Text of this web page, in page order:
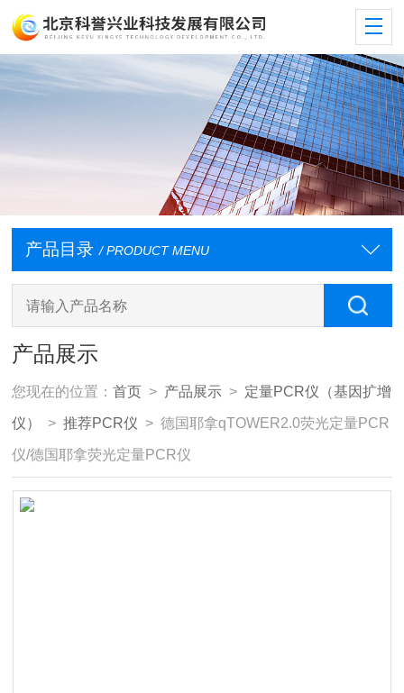
产品目录 / PRODUCT MENU
产品展示
您现在的位置：首页 > 产品展示 > 定量PCR仪（基因扩增
仪） >推荐PCR仪 > 德国耶拿qTOWER2.0荧光定量PCR
仪/德国耶拿荧光定量PCR仪